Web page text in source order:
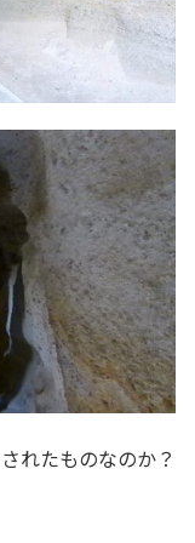
れたものなのか？